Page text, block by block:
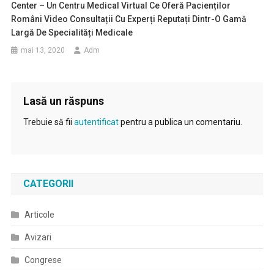
Center – Un Centru Medical Virtual Ce Oferă Pacienților
Români Video Consultații Cu Experți Reputați Dintr-O Gamă
Largă De Specialități Medicale
mai 13, 2020 Adm
Lasă un răspuns
Trebuie să fii autentificatpentru a publica un comentariu.
CATEGORII
Articole
Avizari
Congrese